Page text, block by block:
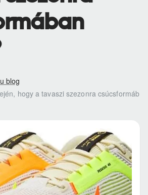
blog
hogy a tavaszi szezonra csúcsformáb